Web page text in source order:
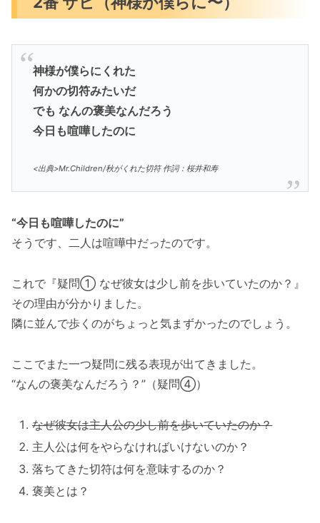
神様が僕らにくれた
何かの切符みたいだ
でも なんの褒美なんだろう
今日も喧嘩したのに
<出典>Mr.Children/秋がくれた切符 作詞：桜井和寿
“今日も喧嘩したのに”
そうです、二人は喧嘩中だったのです。
これで『疑問① なぜ彼女は少し前を歩いていたのか？』
その理由が分かりました。
隣に並んで歩くのがちょっと気まずかったのでしょう。
ここでまた一つ疑問に残る表現が出てきました。
“なんの褒美なんだろう？”（疑問④）
なぜ彼女は主人公の少し前を歩いていたのか？
主人公は何をやらなければいけないのか？
落ちてきた切符は何を意味するのか？
褒美とは？